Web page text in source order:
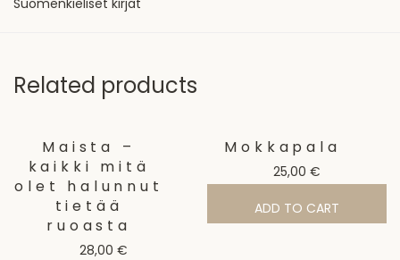
Suomenkieliset kirjat
Related products
Maista –
kaikki mitä
olet halunnut
tietää
ruoasta
28,00 €
Mokkapala
25,00 €
ADD TO CART